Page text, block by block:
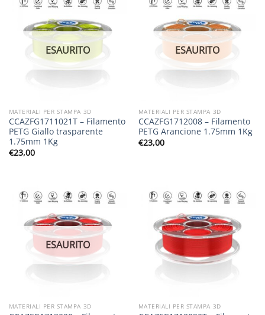
ESAURITO
MATERIALI PER STAMPA 3D
CCAZFG1711021T – Filamento
PETG Giallo trasparente
1.75mm 1Kg
€23,00
ESAURITO
MATERIALI PER STAMPA 3D
CCAZFG1712008 – Filamento
PETG Arancione 1.75mm 1Kg
€23,00
ESAURITO
MATERIALI PER STAMPA 3D MATERIALI PER STAMPA 3D